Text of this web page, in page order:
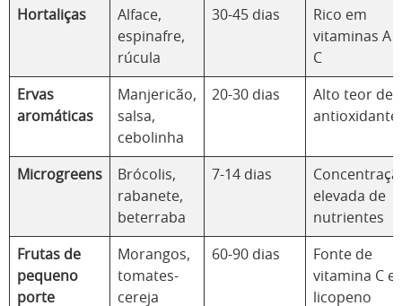
Hortaliças
Alface,
espinafre,
rúcula
30-45 dias
Rico em
vitaminas A e
C
Ervas
aromáticas
Manjericão,
salsa,
cebolinha
20-30 dias
Alto teor de
Microgreens
Brócolis,
rabanete,
beterraba
7-14 dias
elevada de
nutrientes
Frutas de
pequeno
porte
Morangos,
tomates-
cereja
60-90 dias
Fonte de
vitamina C e
licopeno